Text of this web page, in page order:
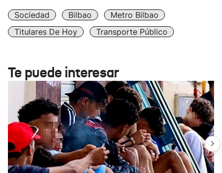
Sociedad Bilbao
Metro Bilbao
Titulares De Hoy
Transporte Público
Te puede interesar